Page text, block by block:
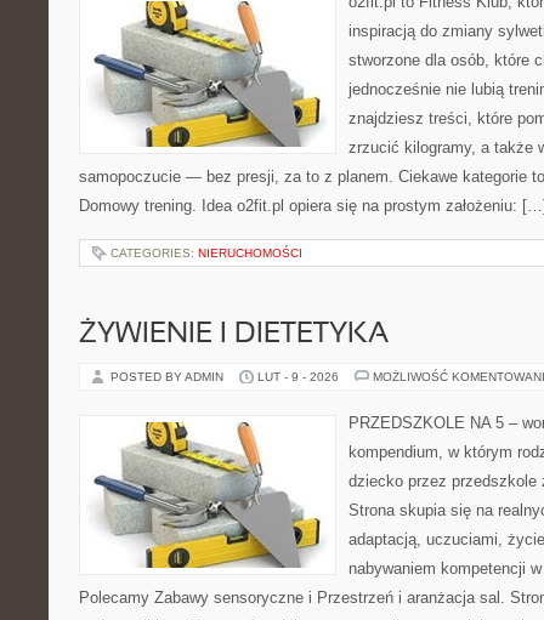
inspiracją do zmiany
stworzone dla osób, które
jednocześnie nie lubią
znajdziesz treści, które
zrzucić kilogramy, a także
samopoczucie — bez presji, za to z planem. Ciekawe kategorie
Domowy trening. Idea o2fit.pl opiera się na prostym założeniu:
CATEGORIES: NIERUCHOMOŚCI
ŻYWIENIE I DIETETYKA
POSTED BY ADMIN LUT - 9 - 2026 MOŻLIWOŚĆ
PRZEDSZKOLE NA 5 –
kompendium, w którym
dziecko przez przedszkole
Strona skupia się na
adaptacją, uczuciami,
nabywaniem kompetencji
Polecamy Zabawy sensoryczne i Przestrzeń i aranżacja sal.